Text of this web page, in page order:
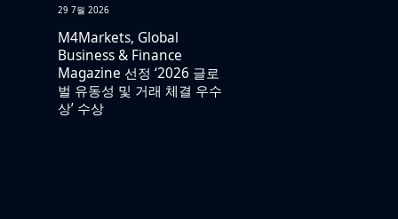
29 7월 2026
M4Markets, Global
Business & Finance
Magazine 선정 ‘2026 글로
벌 유동성 및 거래 체결 우수
상’ 수상